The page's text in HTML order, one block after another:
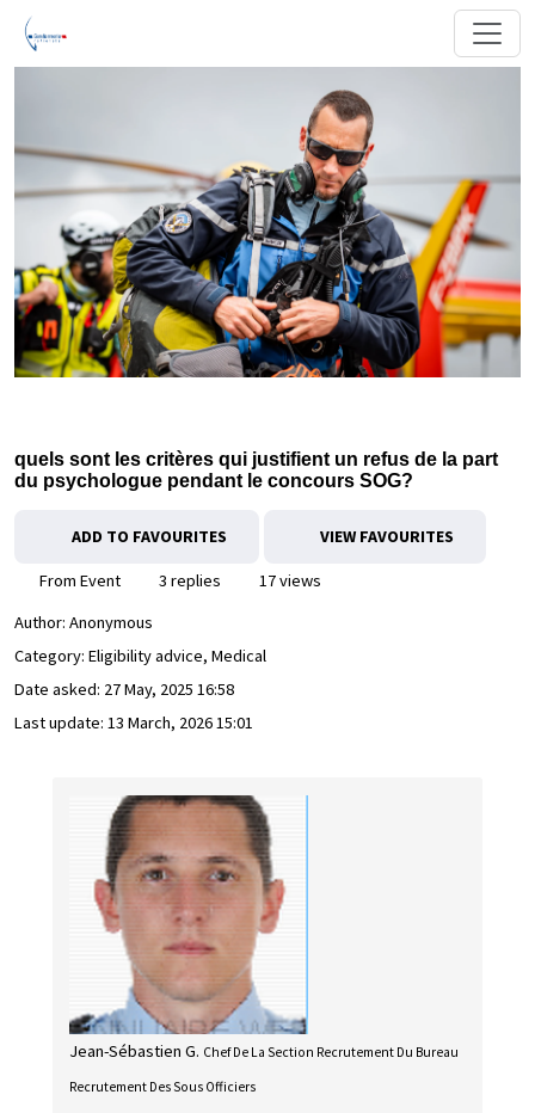
quels sont les critères qui justifient un refus de la part
du psychologue pendant le concours SOG?
ADD TO FAVOURITES VIEW FAVOURITES
From Event 3 replies
17 views
Author: Anonymous
Category: Eligibility advice, Medical
Date asked: 27 May, 2025 16:58
Last update: 13 March, 2026 15:01
Jean-Sébastien G. Chef De La Section Recrutement Du Bureau
Recrutement Des Sous Officiers